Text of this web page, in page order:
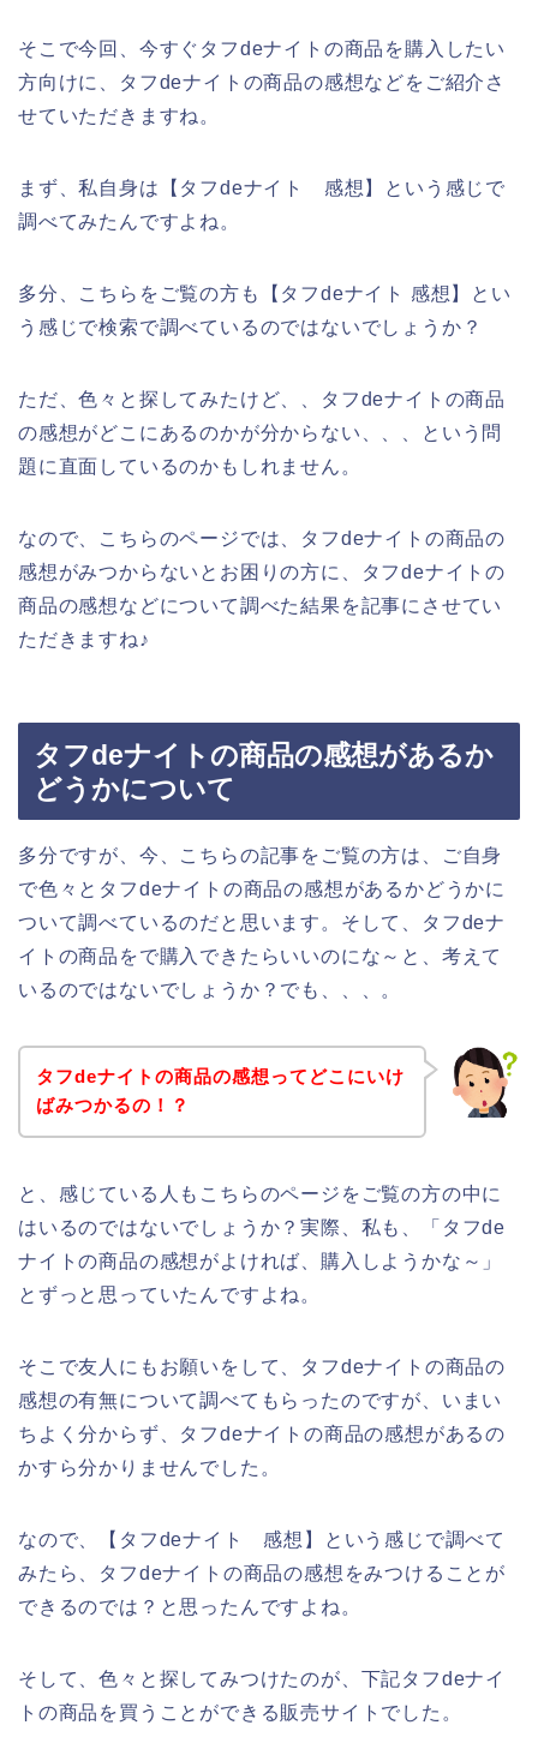
そこで今回、今すぐタフdeナイトの商品を購入したい
方向けに、タフdeナイトの商品の感想などをご紹介さ
せていただきますね。
まず、私自身は【タフdeナイト 感想】という感じで
調べてみたんですよね。
多分、こちらをご覧の方も【タフdeナイト 感想】とい
う感じで検索で調べているのではないでしょうか？
ただ、色々と探してみたけど、、タフdeナイトの商品
の感想がどこにあるのかが分からない、、、という問
題に直面しているのかもしれません。
なので、こちらのページでは、タフdeナイトの商品の
感想がみつからないとお困りの方に、タフdeナイトの
商品の感想などについて調べた結果を記事にさせてい
ただきますね♪
タフdeナイトの商品の感想があるか
どうかについて
多分ですが、今、こちらの記事をご覧の方は、ご自身
で色々とタフdeナイトの商品の感想があるかどうかに
ついて調べているのだと思います。そして、タフdeナ
イトの商品をで購入できたらいいのにな～と、考えて
いるのではないでしょうか？でも、、、。
タフdeナイトの商品の感想ってどこにいけ
ばみつかるの！？
と、感じている人もこちらのページをご覧の方の中に
はいるのではないでしょうか？実際、私も、「タフde
ナイトの商品の感想がよければ、購入しようかな～」
とずっと思っていたんですよね。
そこで友人にもお願いをして、タフdeナイトの商品の
感想の有無について調べてもらったのですが、いまい
ちよく分からず、タフdeナイトの商品の感想があるの
かすら分かりませんでした。
なので、【タフdeナイト 感想】という感じで調べて
みたら、タフdeナイトの商品の感想をみつけることが
できるのでは？と思ったんですよね。
そして、色々と探してみつけたのが、下記タフdeナイ
トの商品を買うことができる販売サイトでした。